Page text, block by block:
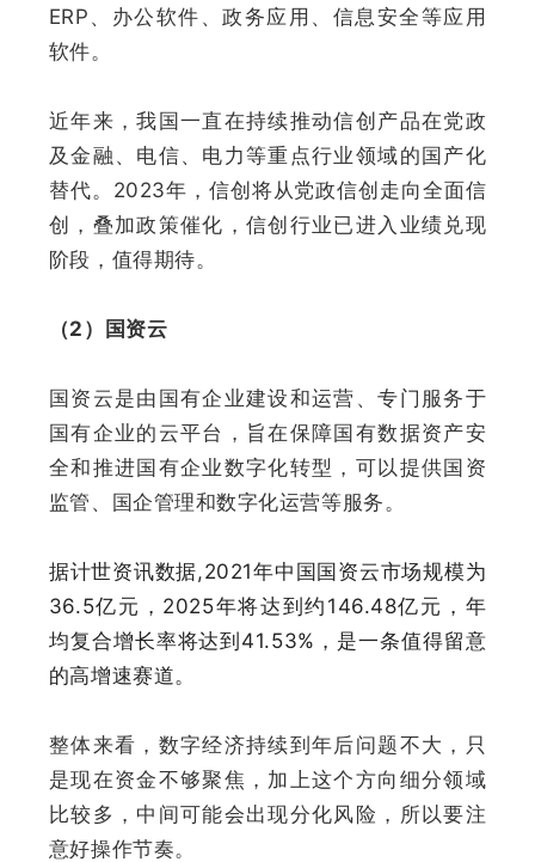
ERP、办公软件、政务应用、信息安全等应用
软件。
近年来，我国一直在持续推动信创产品在党政
及金融、电信、电力等重点行业领域的国产化
替代。2023年，信创将从党政信创走向全面信
创，叠加政策催化，信创行业已进入业绩兑现
阶段，值得期待。
（2）国资云
国资云是由国有企业建设和运营、专门服务于
国有企业的云平台，旨在保障国有数据资产安
全和推进国有企业数字化转型，可以提供国资
监管、国企管理和数字化运营等服务。
据计世资讯数据,2021年中国国资云市场规模为
36.5亿元，2025年将达到约146.48亿元，年
均复合增长率将达到41.53% ，是一条值得留意
的高增速赛道。
整体来看，数字经济持续到年后问题不大，只
是现在资金不够聚焦，加上这个方向细分领域
比较多，中间可能会出现分化风险，所以要注
意好操作节奏。